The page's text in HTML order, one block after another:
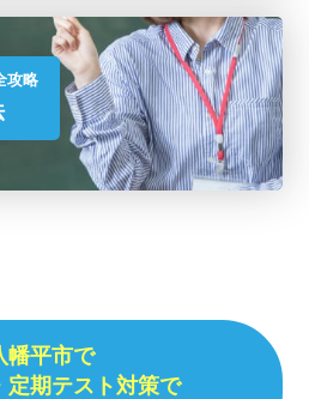
攻略
幡平市で
定期テスト対策で